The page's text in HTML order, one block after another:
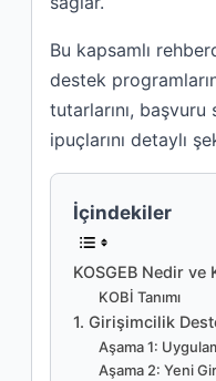
Bu kapsamlı
destek
tutarlarını,
ipuçlarını detaylı
İçindekiler
KOSGEB Nedir
KOBİ Tanımı
1. Girişimcilik
Aşama 1:
Aşama 2: Yeni